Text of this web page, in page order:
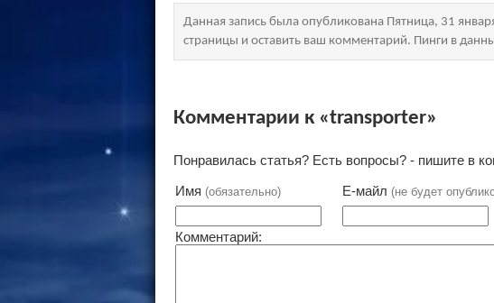
Данная запись была опубликована Пятница, 31
страницы и оставить ваш комментарий. Пинги в
Комментарии к «transporter»
Понравилась статья? Есть вопросы? - пишите в
Имя (обязательно) Е-майл (не будет
Комментарий: